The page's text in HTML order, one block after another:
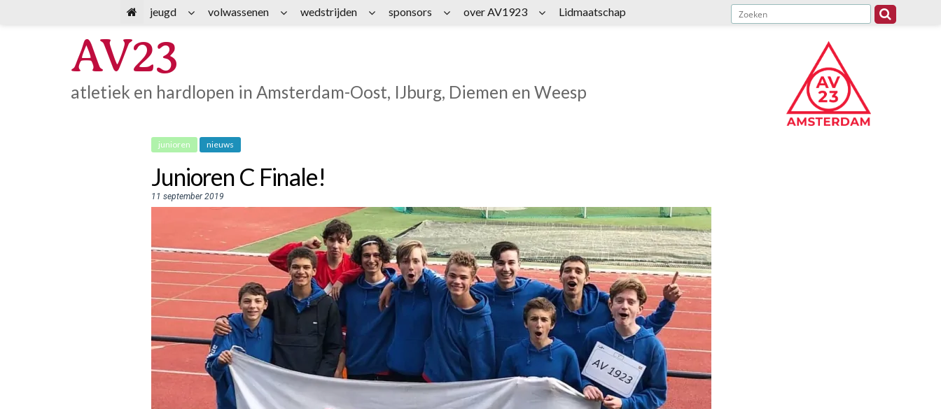
AV23
atletiek en hardlopen in Amsterdam-Oost, IJburg, Diemen en Weesp
junioren nieuws
Junioren C Finale!
11 september 2019
jeugd volwassenen wedstrijden sponsors over AV1923 Lidmaatschap